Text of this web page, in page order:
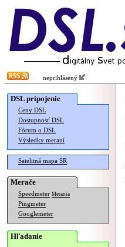
neprihlásený
DSL pripojenie
Ceny DSL
Dostupnosť DSL
Fórum o DSL
Výsledky meraní
Satelitná mapa SR
Merače
Speedmeter Merania
Pingmeter
Googlemeter
Hľadanie